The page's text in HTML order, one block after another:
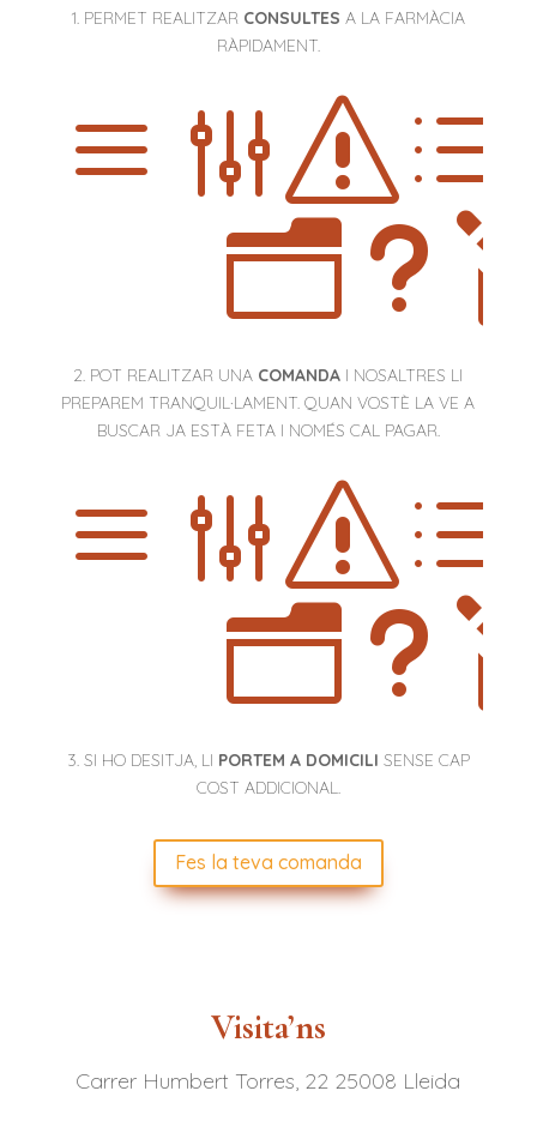
1. PERMET REALITZAR CONSULTES A LA FARMÀCIA
RÀPIDAMENT.
2. POT REALITZAR UNA COMANDA I NOSALTRES LI
PREPAREM TRANQUIL·LAMENT. QUAN VOSTÈ LA VE A
BUSCAR JA ESTÀ FETA I NOMÉS CAL PAGAR.
3. SI HO DESITJA, LI PORTEM A DOMICILI SENSE CAP
COST ADDICIONAL.
Fes la teva comanda
Visita’ns
Carrer Humbert Torres, 22 25008 Lleida